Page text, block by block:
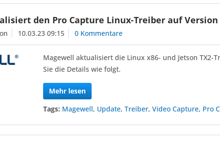
den Pro Capture Linux-Treiber auf Version
10.03.23 09:15 0 Kommentare
Magewell aktualisiert die Linux x86- und Jetson TX2-
Sie die Details wie folgt.
Mehr lesen
Tags: Magewell, Update,Treiber,Video Capture, Pro